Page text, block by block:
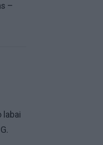
–
labai